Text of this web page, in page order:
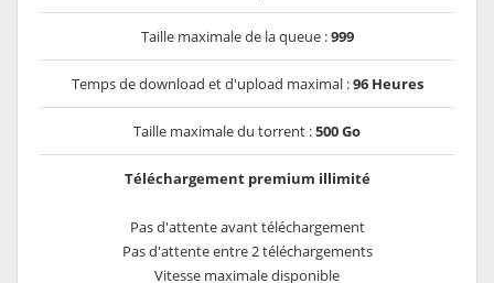
Taille maximale de la queue :999
Temps de download et d'upload maximal :96 Heures
Taille maximale du torrent :500 Go
Téléchargement premium illimité
Pas d'attente avant téléchargement
Pas d'attente entre 2 téléchargements
Vitesse maximale disponible